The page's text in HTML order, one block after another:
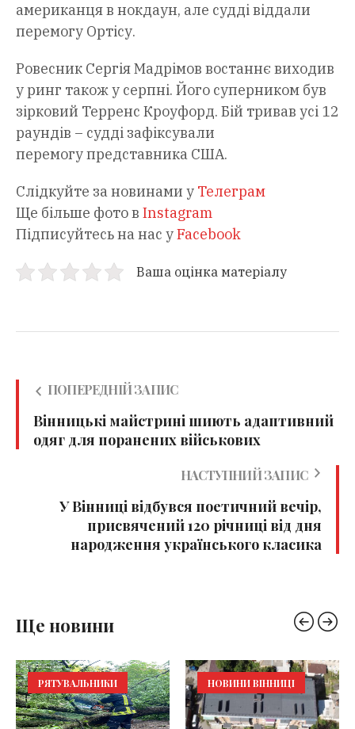
американця в нокдаун, але судді віддали
перемогу Ортісу.
Ровесник Сергія Мадрімов востаннє виходив
у ринг також у серпні. Його суперником був
зірковий Терренс Кроуфорд. Бій тривав усі 12
раундів – судді зафіксували
перемогу представника США.
Слідкуйте за новинами у Телеграм
Ще більше фото в Instagram
Підписуйтесь на нас уFacebook
Ваша оцінка матеріалу
ПОПЕРЕДНІЙ ЗАПИС
Вінницькі майстрині шиють адаптивний
одяг для поранених військових
НАСТУПНИЙ ЗАПИС
У Вінниці відбувся поетичний вечір,
присвячений 120 річниці від дня
народження українського класика
Ще новини
РЯТУВАЛЬНИКИ НОВИНИ ВІННИЦІ